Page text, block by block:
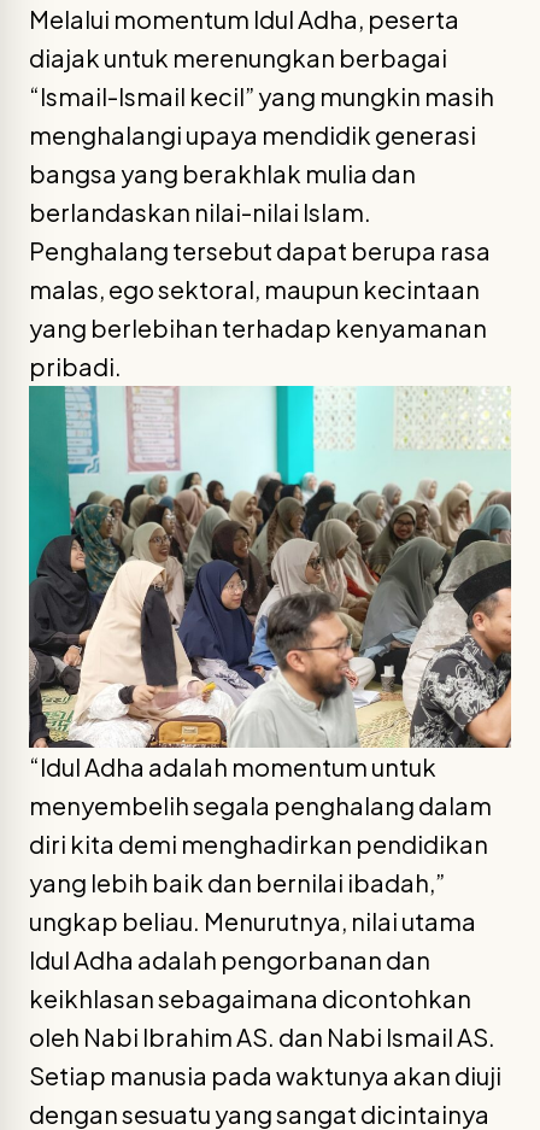
Melalui momentum Idul Adha, peserta
diajak untuk merenungkan berbagai
“Ismail-Ismail kecil” yang mungkin masih
menghalangi upaya mendidik generasi
bangsa yang berakhlak mulia dan
berlandaskan nilai-nilai Islam.
Penghalang tersebut dapat berupa rasa
malas, ego sektoral, maupun kecintaan
yang berlebihan terhadap kenyamanan
pribadi.
“Idul Adha adalah momentum untuk
menyembelih segala penghalang dalam
diri kita demi menghadirkan pendidikan
yang lebih baik dan bernilai ibadah,”
ungkap beliau. Menurutnya, nilai utama
Idul Adha adalah pengorbanan dan
keikhlasan sebagaimana dicontohkan
oleh Nabi Ibrahim AS. dan Nabi Ismail AS.
Setiap manusia pada waktunya akan diuji
dengan sesuatu yang sangat dicintainya